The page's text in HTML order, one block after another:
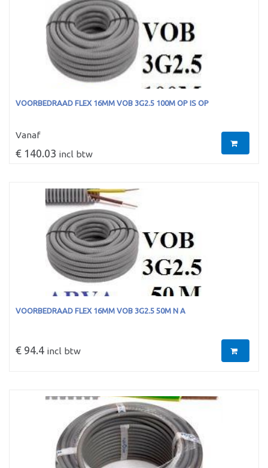
VOORBEDRAAD FLEX 16MM VOB 3G2.5 100M OP IS OP
Vanaf
€ 140.03 incl btw
VOORBEDRAAD FLEX 16MM VOB 3G2.5 50M N A
€ 94.4 incl btw